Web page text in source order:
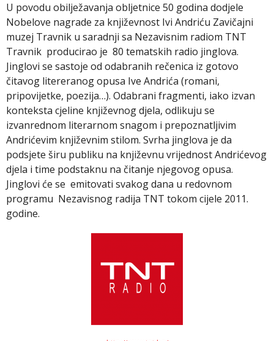
U povodu obilježavanja obljetnice 50 godina dodjele
Nobelove nagrade za književnost Ivi Andriću Zavičajni
muzej Travnik u saradnji sa Nezavisnim radiom TNT
Travnik producirao je 80 tematskih radio jinglova.
Jinglovi se sastoje od odabranih rečenica iz gotovo
čitavog litereranog opusa Ive Andrića (romani,
pripovijetke, poezija…). Odabrani fragmenti, iako izvan
konteksta cjeline književnog djela, odlikuju se
izvanrednom literarnom snagom i prepoznatljivim
Andrićevim književnim stilom. Svrha jinglova je da
podsjete širu publiku na književnu vrijednost Andrićevog
djela i time podstaknu na čitanje njegovog opusa.
Jinglovi će se emitovati svakog dana u redovnom
programu Nezavisnog radija TNT tokom cijele 2011.
godine.